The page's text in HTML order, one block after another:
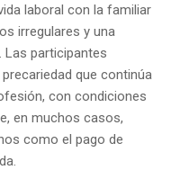
laboral con la familiar
irregulares y una
Las participantes
que continúa
con condiciones
en muchos casos,
como el pago de